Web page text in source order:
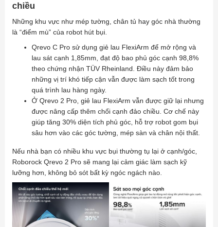
chiều
Những khu vực như mép tường, chân tủ hay góc nhà thường
là “điểm mù” của robot hút bụi.
Qrevo C Pro sử dụng giẻ lau FlexiArm để mở rộng và
lau sát cạnh 1,85mm, đạt độ bao phủ góc cạnh 98,8%
theo chứng nhận TÜV Rheinland. Điều này đảm bảo
những vị trí khó tiếp cận vẫn được làm sạch tốt trong
quá trình lau hàng ngày.
Ở Qrevo 2 Pro, giẻ lau FlexiArm vẫn được giữ lại nhưng
được nâng cấp thêm chổi cạnh đảo chiều. Cơ chế này
giúp tăng 30% diện tích phủ góc, hỗ trợ robot gom bụi
sâu hơn vào các góc tường, mép sàn và chân nội thất.
Nếu nhà bạn có nhiều khu vực bụi thường tụ lại ở cạnh/góc,
Roborock Qrevo 2 Pro sẽ mang lại cảm giác làm sạch kỹ
lưỡng hơn, không bỏ sót bất kỳ ngóc ngách nào.